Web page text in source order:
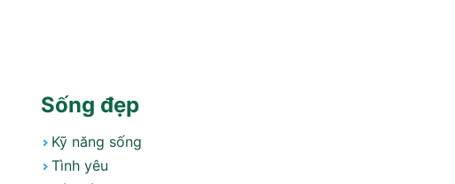
Sống đẹp
Kỹ năng sống
Tình yêu